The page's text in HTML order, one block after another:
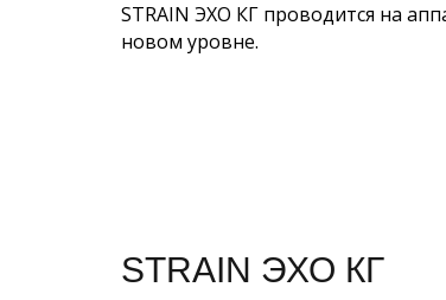
STRАIN ЭХО КГ проводится на
новом уровне.
STRАIN ЭХО КГ